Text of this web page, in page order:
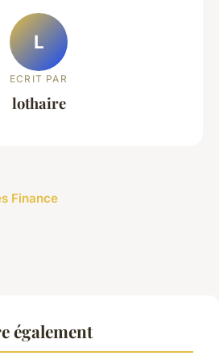
L
ECRIT PAR
lothaire
Finance
également